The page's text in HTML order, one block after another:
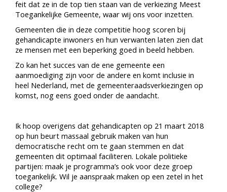
feit dat ze in de top tien staan van de verkiezing Meest
Toegankelijke Gemeente, waar wij ons voor inzetten.
Gemeenten die in deze competitie hoog scoren bij
gehandicapte inwoners en hun verwanten laten zien dat
ze mensen met een beperking goed in beeld hebben.
Zo kan het succes van de ene gemeente een
aanmoediging zijn voor de andere en komt inclusie in
heel Nederland, met de gemeenteraadsverkiezingen op
komst, nog eens goed onder de aandacht.
Ik hoop overigens dat gehandicapten op 21 maart 2018
op hun beurt massaal gebruik maken van hun
democratische recht om te gaan stemmen en dat
gemeenten dit optimaal faciliteren. Lokale politieke
partijen: maak je programma’s ook voor deze groep
toegankelijk. Wil je aanspraak maken op een zetel in het
college?